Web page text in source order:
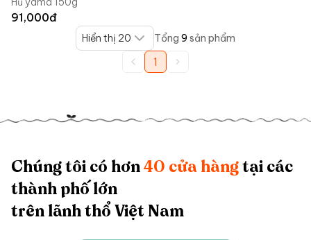
Langfarm
91,000đ
Hiển thị 20 Tổng 9 sản phẩm
1
Chúng tôi có hơn 40 cửa hàng tại các
thành phố lớn
trên lãnh thổ Việt Nam